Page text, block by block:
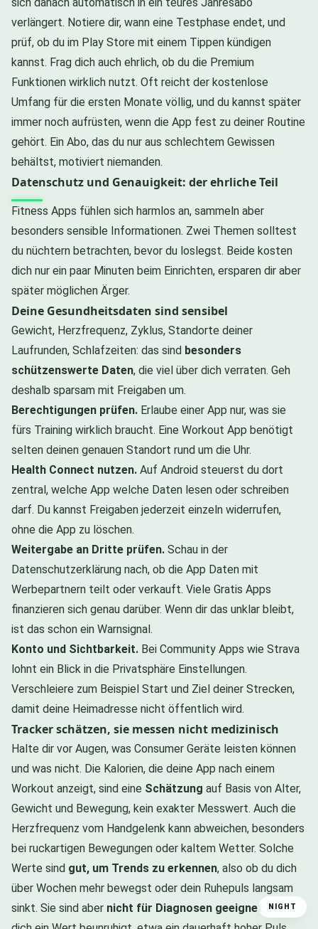
NIGHT
verlängert. Notiere dir, wann eine Testphase endet, und
prüf, ob du im Play Store mit einem Tippen kündigen
kannst. Frag dich auch ehrlich, ob du die Premium
Funktionen wirklich nutzt. Oft reicht der kostenlose
Umfang für die ersten Monate völlig, und du kannst später
immer noch aufrüsten, wenn die App fest zu deiner Routine
gehört. Ein Abo, das du nur aus schlechtem Gewissen
behältst, motiviert niemanden.
Datenschutz und Genauigkeit: der ehrliche Teil
Fitness Apps fühlen sich harmlos an, sammeln aber
besonders sensible Informationen. Zwei Themen solltest
du nüchtern betrachten, bevor du loslegst. Beide kosten
dich nur ein paar Minuten beim Einrichten, ersparen dir aber
später möglichen Ärger.
Deine Gesundheitsdaten sind sensibel
Gewicht, Herzfrequenz, Zyklus, Standorte deiner
Laufrunden, Schlafzeiten: das sind besonders
schützenswerte Daten, die viel über dich verraten. Geh
deshalb sparsam mit Freigaben um.
Berechtigungen prüfen. Erlaube einer App nur, was sie
fürs Training wirklich braucht. Eine Workout App benötigt
selten deinen genauen Standort rund um die Uhr.
Health Connect nutzen. Auf Android steuerst du dort
zentral, welche App welche Daten lesen oder schreiben
darf. Du kannst Freigaben jederzeit einzeln widerrufen,
ohne die App zu löschen.
Weitergabe an Dritte prüfen. Schau in der
Datenschutzerklärung nach, ob die App Daten mit
Werbepartnern teilt oder verkauft. Viele Gratis Apps
finanzieren sich genau darüber. Wenn dir das unklar bleibt,
ist das schon ein Warnsignal.
Konto und Sichtbarkeit. Bei Community Apps wie Strava
lohnt ein Blick in die Privatsphäre Einstellungen.
Verschleiere zum Beispiel Start und Ziel deiner Strecken,
damit deine Heimadresse nicht öffentlich wird.
Tracker schätzen, sie messen nicht medizinisch
Halte dir vor Augen, was Consumer Geräte leisten können
und was nicht. Die Kalorien, die deine App nach einem
Workout anzeigt, sind eine Schätzung auf Basis von Alter,
Gewicht und Bewegung, kein exakter Messwert. Auch die
Herzfrequenz vom Handgelenk kann abweichen, besonders
bei ruckartigen Bewegungen oder kaltem Wetter. Solche
Werte sind gut, um Trends zu erkennen, also ob du dich
über Wochen mehr bewegst oder dein Ruhepuls langsam
sinkt. Sie sind aber nicht für Diagnosen geeignet
. Wenn